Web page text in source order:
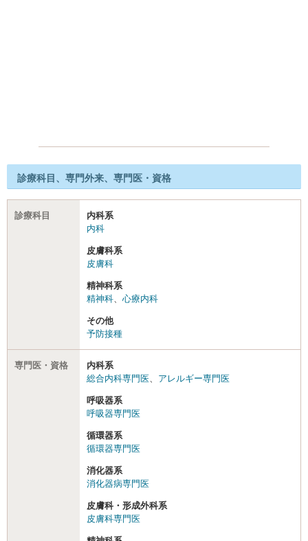
診療科目、専門外来、専門医・資格
診療科目
内科系
内科
皮膚科系
皮膚科
精神科系
精神科
心療内科
その他
予防接種
専門医・資格
内科系
総合内科専門医
アレルギー専門医
呼吸器系
呼吸器専門医
循環器系
循環器専門医
消化器系
消化器病専門医
皮膚科・形成外科系
皮膚科専門医